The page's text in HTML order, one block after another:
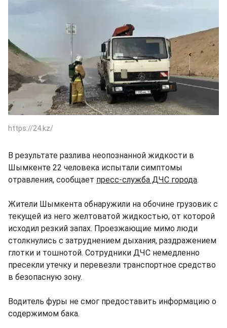
https://24.kz/
В результате разлива неопознанной жидкости в
Шымкенте 22 человека испытали симптомы
отравления, сообщает пресс-служба ДЧС города.
Жители Шымкента обнаружили на обочине грузовик с
текущей из него желтоватой жидкостью, от которой
исходил резкий запах. Проезжающие мимо люди
столкнулись с затруднением дыхания, раздражением
глотки и тошнотой. Сотрудники ДЧС немедленно
пресекли утечку и перевезли транспортное средство
в безопасную зону.
Водитель фуры не смог предоставить информацию о
содержимом бака.